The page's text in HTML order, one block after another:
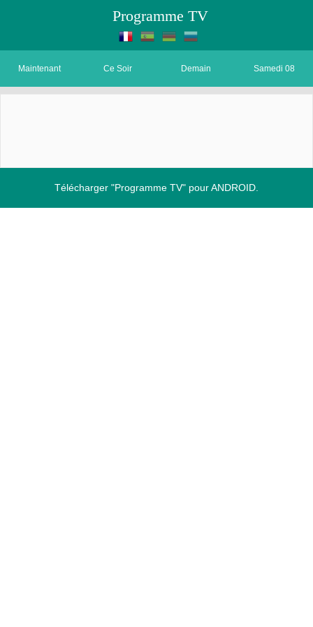
Programme TV
Maintenant Ce Soir Demain Samedi 08
Télécharger "Programme TV" pour ANDROID.